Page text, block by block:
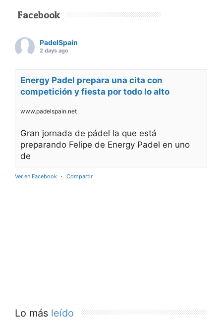
Facebook
PadelSpain
2 days ago
Energy Padel prepara una cita con
competición y fiesta por todo lo alto
www.padelspain.net
Gran jornada de pádel la que está
preparando Felipe de Energy Padel en uno
de
Ver en Facebook · Compartir
Lo más leído